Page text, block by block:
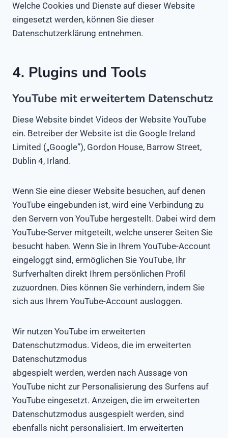
Welche Cookies und Dienste auf dieser Website
eingesetzt werden, können Sie dieser
Datenschutzerklärung entnehmen.
4. Plugins und Tools
YouTube mit erweitertem Datenschutz
Diese Website bindet Videos der Website YouTube
ein. Betreiber der Website ist die Google Ireland
Limited („Google”), Gordon House, Barrow Street,
Dublin 4, Irland.
Wenn Sie eine dieser Website besuchen, auf denen
YouTube eingebunden ist, wird eine Verbindung zu
den Servern von YouTube hergestellt. Dabei wird dem
YouTube-Server mitgeteilt, welche unserer Seiten Sie
besucht haben. Wenn Sie in Ihrem YouTube-Account
eingeloggt sind, ermöglichen Sie YouTube, Ihr
Surfverhalten direkt Ihrem persönlichen Profil
zuzuordnen. Dies können Sie verhindern, indem Sie
sich aus Ihrem YouTube-Account ausloggen.
Wir nutzen YouTube im erweiterten
Datenschutzmodus. Videos, die im erweiterten
Datenschutzmodus
abgespielt werden, werden nach Aussage von
YouTube nicht zur Personalisierung des Surfens auf
YouTube eingesetzt. Anzeigen, die im erweiterten
Datenschutzmodus ausgespielt werden, sind
ebenfalls nicht personalisiert. Im erweiterten